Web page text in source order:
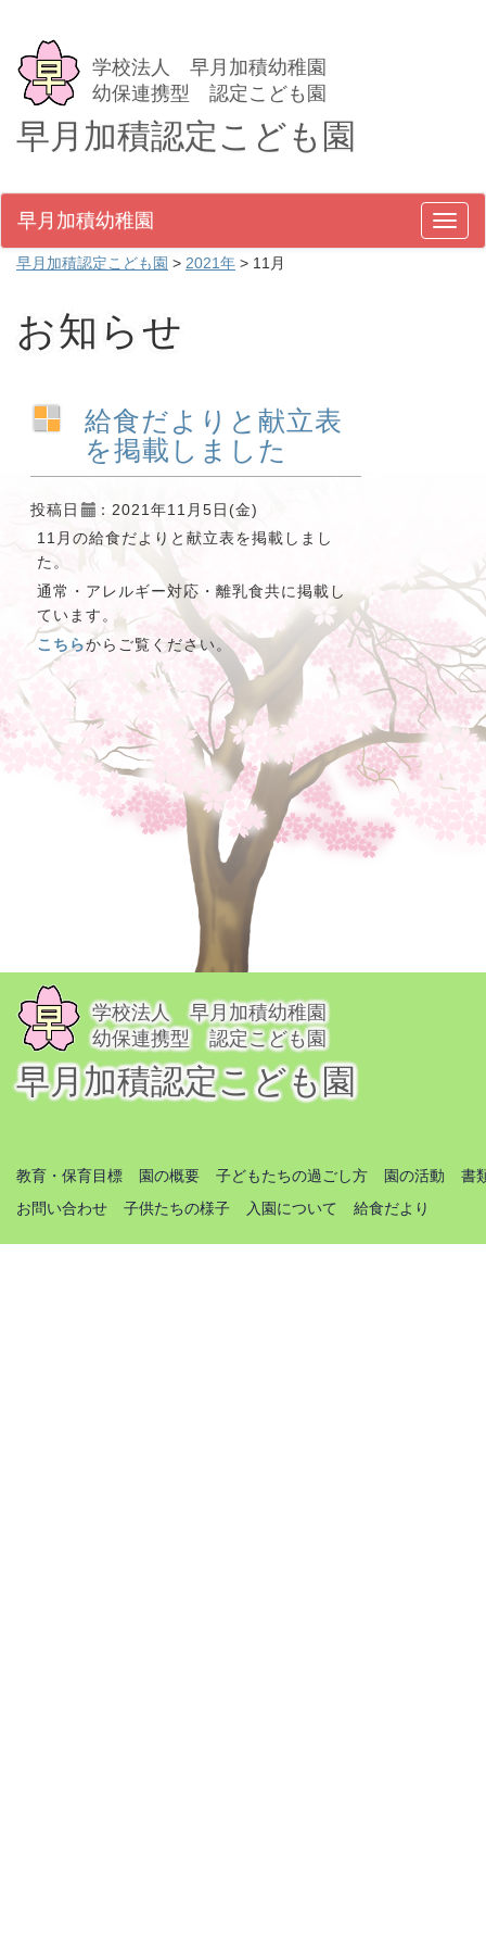
学校法人 早月加積幼稚園
幼保連携型 認定こども園
早月加積認定こども園
メ
ニ
早月加積幼稚園
早月加積認定こども園 > 2021年 > 11月
お知らせ
給食だよりと献立表
を掲載しました
投稿日
：2021年11月5日(金)
11月の給食だよりと献立表を掲載しまし
た。
通常・アレルギー対応・離乳食共に掲載し
ています。
こちらからご覧ください。
学校法人 早月加積幼稚園
幼保連携型 認定こども園
早月加積認定こども園
教育・保育目標 園の概要 子どもたちの過ごし方 園の活動
書
お問い合わせ
子供たちの様子 入園について 給食だより